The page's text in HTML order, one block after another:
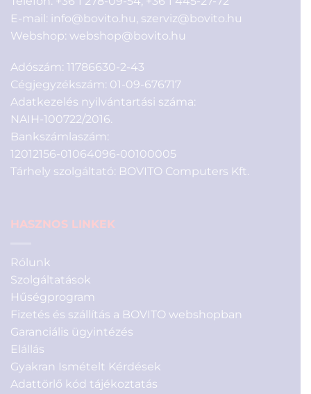
E-mail: info@bovito.hu szerviz@bovito.hu
Webshop: webshop@bovito.hu
Adószám: 11786630-2-43
Cégjegyzékszám: 01-09-676717
Adatkezelés nyilvántartási száma:
NAIH-100722/2016.
Bankszámlaszám:
12012156-01064096-00100005
Tárhely szolgáltató: BOVITO Computers Kft.
HASZNOS LINKEK
Rólunk
Szolgáltatások
Hűségprogram
Fizetés és szállítás a BOVITO webshopban
Garanciális ügyintézés
Elállás
Gyakran Ismételt Kérdések
Adattörlő kód tájékoztatás